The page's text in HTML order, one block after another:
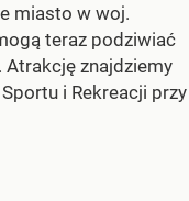
miasto w woj.
teraz podziwiać
znajdziemy
i Rekreacji przy